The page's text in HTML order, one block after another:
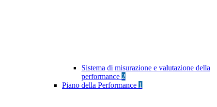
Sistema di misurazione e valutazione della
performance 2
Piano della Performance 1